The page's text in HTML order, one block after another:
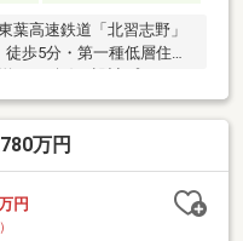
葉高速鉄道「北習志野」
歩5分・第一種低層住居
81.71坪)・設計プランの
の公道・建築条件付宅
メーカー等で建築可能・
い▼周辺環境・西友北習
小学校 徒歩6分(約450m)■
━━━━━・・・物件の詳
さい。
万円
円